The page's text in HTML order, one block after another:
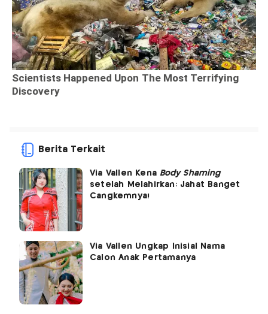
Berita Terkait
Via Vallen Kena Body Shaming
setelah Melahirkan: Jahat Banget
Cangkemnya!
Via Vallen Ungkap Inisial Nama
Calon Anak Pertamanya